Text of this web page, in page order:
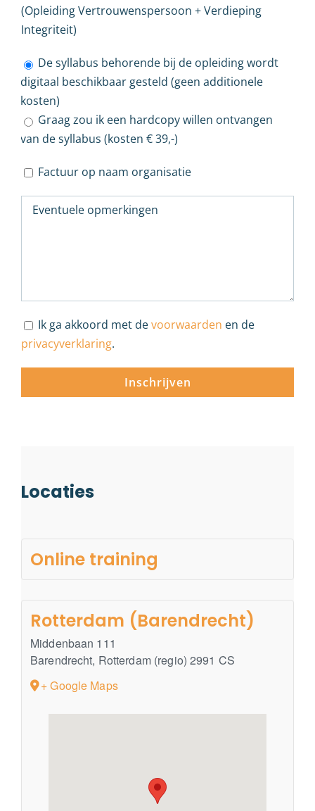
(Opleiding Vertrouwenspersoon + Verdieping
Integriteit)
De syllabus behorende bij de opleiding wordt
digitaal beschikbaar gesteld (geen additionele
kosten)
Graag zou ik een hardcopy willen ontvangen
van de syllabus (kosten € 39,-)
Factuur op naam organisatie
Ik ga akkoord met devoorwaarden en de
privacyverklaring.
Locaties
Online training
Rotterdam (Barendrecht)
Middenbaan 111
Barendrecht, Rotterdam (regio) 2991 CS
+ Google Maps